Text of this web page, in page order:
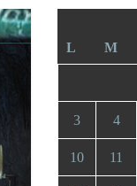
L
M
3 4
10 11